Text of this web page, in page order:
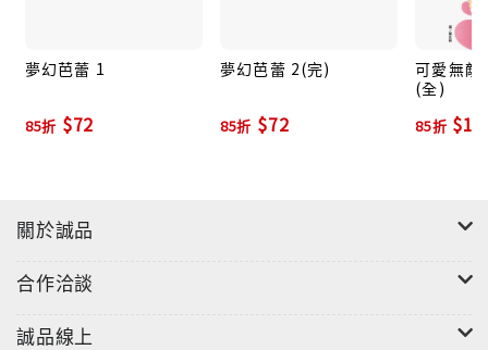
夢幻芭蕾 1
85折 $72
夢幻芭蕾 2(完)
85折 $72
可愛無
(全)
85折
關於誠品
合作洽談
誠品線上